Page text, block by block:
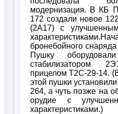
модернизация. В КБ
172 создали новое
(2А17) с
бронебойного
Пушку
стабилизатором
прицелом Т2С-29-14.
этой пушки
264, а чуть позже на
орудие с
характеристиками.)